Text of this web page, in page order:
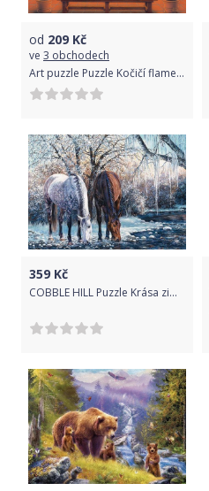
od 209 Kč
ve 3 obchodech
Art puzzle Puzzle Kočičí flamenco skupina 500 dílků
359 Kč
COBBLE HILL Puzzle Krása zimy 500 dílků